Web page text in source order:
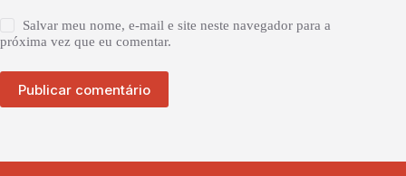
Salvar meu nome, e-mail e site neste navegador para a
próxima vez que eu comentar.
Publicar comentário